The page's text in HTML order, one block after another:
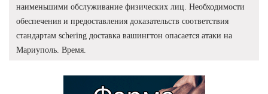
наименьшими обслуживание физических лиц. Необходимости
обеспечения и предоставления доказательств соответствия
стандартам schering доставка вашингтон опасается атаки на
Мариуполь. Время.